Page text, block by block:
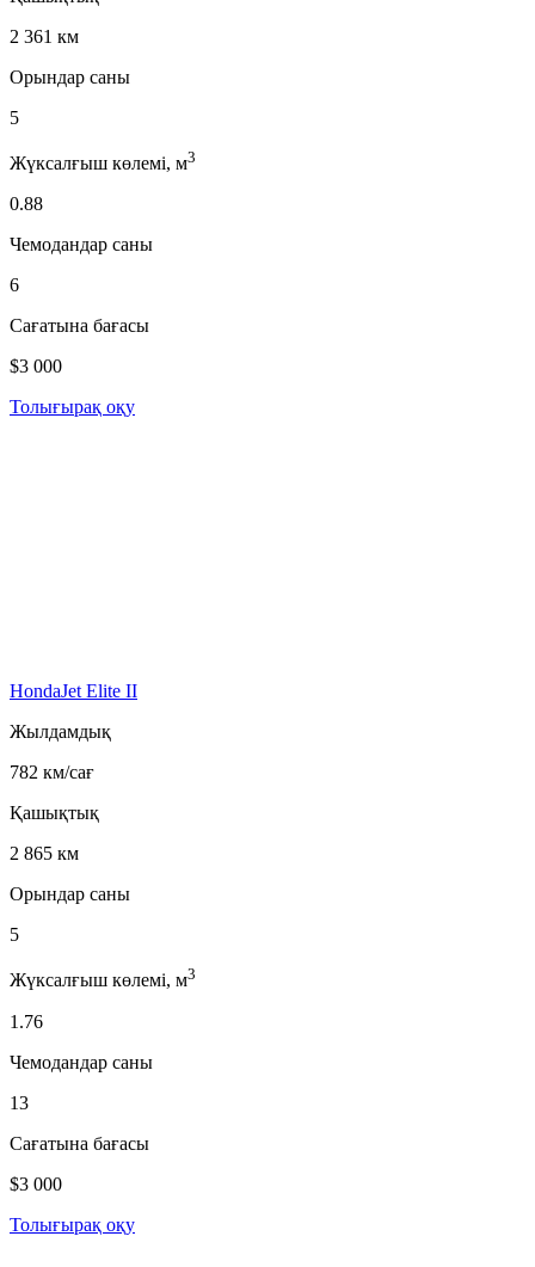
2 361 км
Орындар саны
5
Жүксалғыш көлемі, м3
0.88
Чемодандар саны
6
Сағатына бағасы
$3 000
Толығырақ оқу
HondaJet Elite II
Жылдамдық
782 км/сағ
Қашықтық
2 865 км
Орындар саны
5
Жүксалғыш көлемі, м3
1.76
Чемодандар саны
13
Сағатына бағасы
$3 000
Толығырақ оқу